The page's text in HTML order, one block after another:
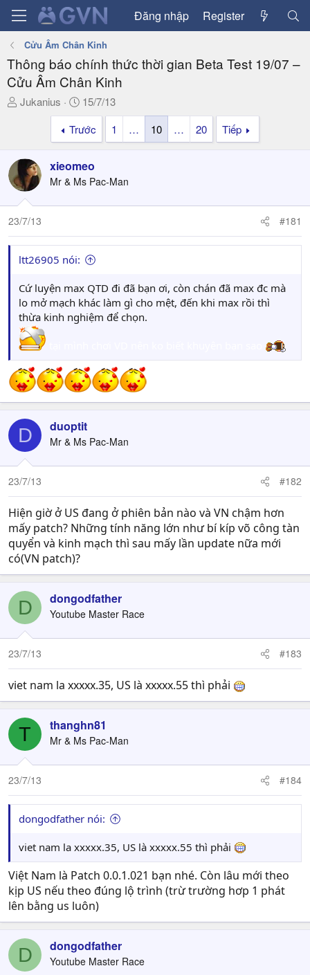
Đăng nhập Register
Cửu Âm Chân Kinh
Thông báo chính thức thời gian Beta Test 19/07 –
Cửu Âm Chân Kinh
T
a
s
t
a
t
e
Jukanius
N
g
à
y
ử
i
15/7/13
Trước
1 … 10 … 20 Tiếp
xieomeo
Mr & Ms Pac-Man
23/7/13 #181
ltt26905 nói:
Cứ luyện max QTD đi đã bạn ơi, còn chán đã max đc mà
lo mở mạch khác làm gì cho mệt, đến khi max rồi thì
thừa kinh nghiệm để chọn.
D duoptit
Mr & Ms Pac-Man
23/7/13 #182
Hiện giờ ở US đang ở phiên bản nào và VN chậm hơn
mấy patch? Những tính năng lớn như bí kíp võ công tàn
quyển và kinh mạch thì sau mấy lần update nữa mới
có(VN patch)?
D dongodfather
Youtube Master Race
23/7/13 #183
viet nam la xxxxx.35, US là xxxxx.55 thì phải
T thanghn81
Mr & Ms Pac-Man
23/7/13 #184
dongodfather nói:
viet nam la xxxxx.35, US là xxxxx.55 thì phải
Việt Nam là Patch 0.0.1.021 bạn nhé. Còn lâu mới theo
kịp US nếu theo đúng lộ trình (trừ trường hơp 1 phát
lên bằng us luôn)
D dongodfather
Youtube Master Race